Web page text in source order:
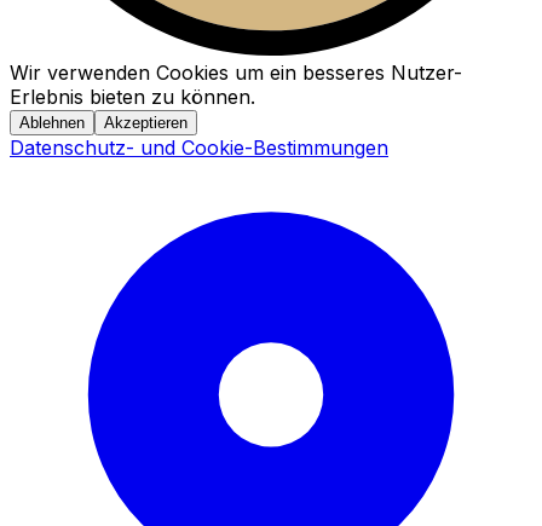
Wir verwenden Cookies um ein besseres Nutzer-
Erlebnis bieten zu können.
Ablehnen Akzeptieren
Datenschutz- und Cookie-Bestimmungen